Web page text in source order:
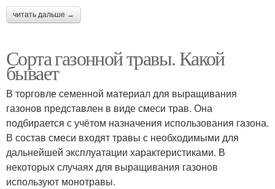
читать дальше →
Сорта газонной травы. Какой
бывает
В торговле семенной материал для выращивания
газонов представлен в виде смеси трав. Она
подбирается с учётом назначения использования газона.
В состав смеси входят травы с необходимыми для
дальнейшей эксплуатации характеристиками. В
некоторых случаях для выращивания газонов
используют монотравы.